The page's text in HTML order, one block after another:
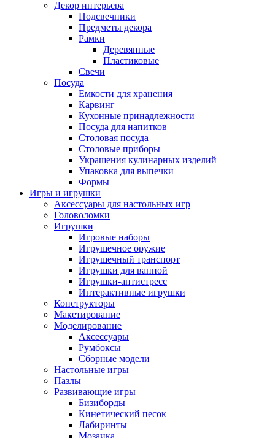
Декор интерьера
Подсвечники
Предметы декора
Рамки
Деревянные
Пластиковые
Свечи
Посуда
Емкости для хранения
Карвинг
Кухонные принадлежности
Посуда для напитков
Столовая посуда
Столовые приборы
Украшения кулинарных изделий
Упаковка для выпечки
Формы
Игры и игрушки
Аксессуары для настольных игр
Головоломки
Игрушки
Игровые наборы
Игрушечное оружие
Игрушечный транспорт
Игрушки для ванной
Игрушки-антистресс
Интерактивные игрушки
Конструкторы
Макетирование
Моделирование
Аксессуары
Румбоксы
Сборные модели
Настольные игры
Пазлы
Развивающие игры
Бизиборды
Кинетический песок
Лабиринты
Мозаика